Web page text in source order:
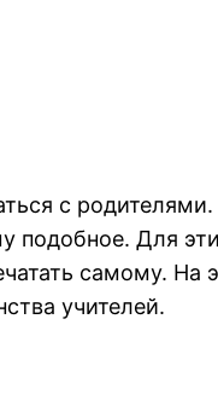
с
подобное. Для
самому. На
учителей.